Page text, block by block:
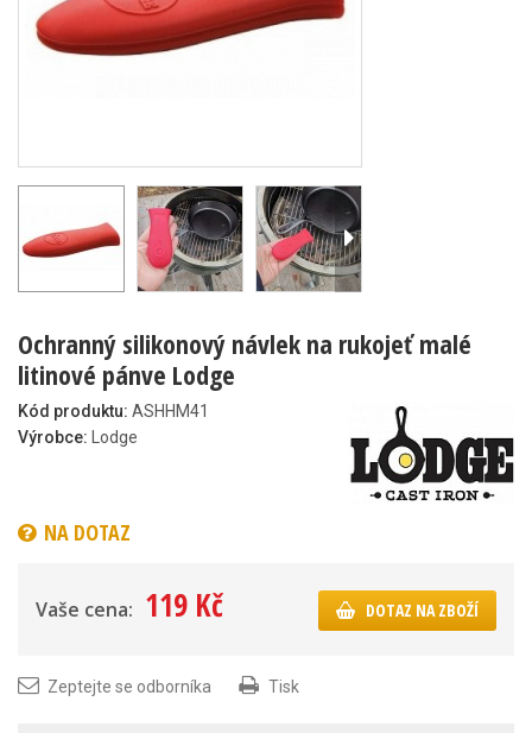
Ochranný silikonový návlek na rukojeť malé
litinové pánve Lodge
Kód produktu: ASHHM41
Výrobce:
Lodge
NA DOTAZ
Vaše cena: 119 Kč DOTAZ NA ZBOŽÍ
Zeptejte se odborníka Tisk